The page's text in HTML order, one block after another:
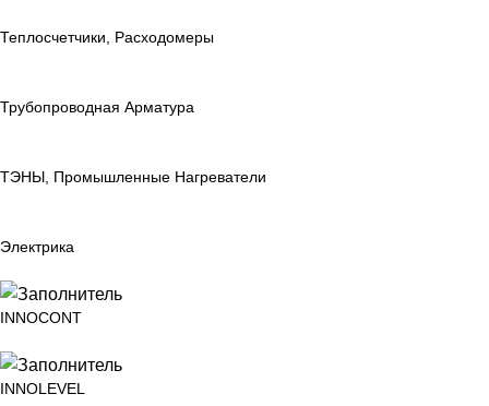
Теплосчетчики, Расходомеры
Трубопроводная Арматура
ТЭНЫ, Промышленные Нагреватели
Электрика
INNOCONT
INNOLEVEL